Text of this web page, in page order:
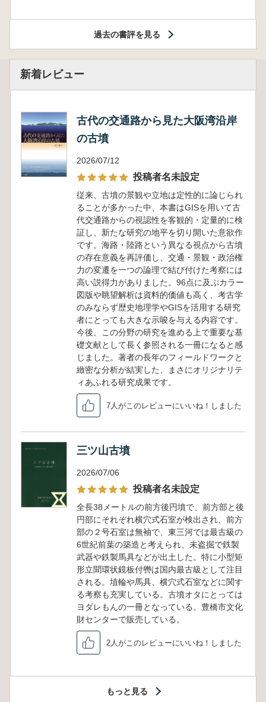
過去の書評を見る
新着レビュー
古代の交通路から見た大阪湾沿岸
の古墳
2026/07/12
投稿者名未設定
従来、古墳の景観や立地は定性的に論じられ
ることが多かった中、本書はGISを用いて古
代交通路からの視認性を客観的・定量的に検
証し、新たな研究の地平を切り開いた意欲作
です。海路・陸路という異なる視点から古墳
の存在意義を再評価し、交通・景観・政治権
力の変遷を一つの論理で結び付けた考察には
高い説得力がありました。96点に及ぶカラー
図版や眺望解析は資料的価値も高く、考古学
のみならず歴史地理学やGISを活用する研究
者にとっても大きな示唆を与える内容です。
今後、この分野の研究を進める上で重要な基
礎文献として長く参照される一冊になると感
じました。著者の長年のフィールドワークと
緻密な分析が結実した、まさにオリジナリテ
ィあふれる研究成果です。
7人がこのレビューにいいね！しました
三ツ山古墳
2026/07/06
投稿者名未設定
全長38メートルの前方後円墳で、前方部と後
円部にそれぞれ横穴式石室が検出され、前方
部の２号石室は無袖で、東三河では最古級の
6世紀前葉の築造と考えられ、未盗掘で鉄製
武器や鉄製馬具などが出土した。特に小型矩
形立聞環状鏡板付轡は国内最古級として注目
される。埴輪や馬具、横穴式石室などに関す
る考察も充実している。古墳オタにとっては
ヨダレもんの一冊となっている。豊橋市文化
財センターで販売している。
2人がこのレビューにいいね！しました
もっと見る